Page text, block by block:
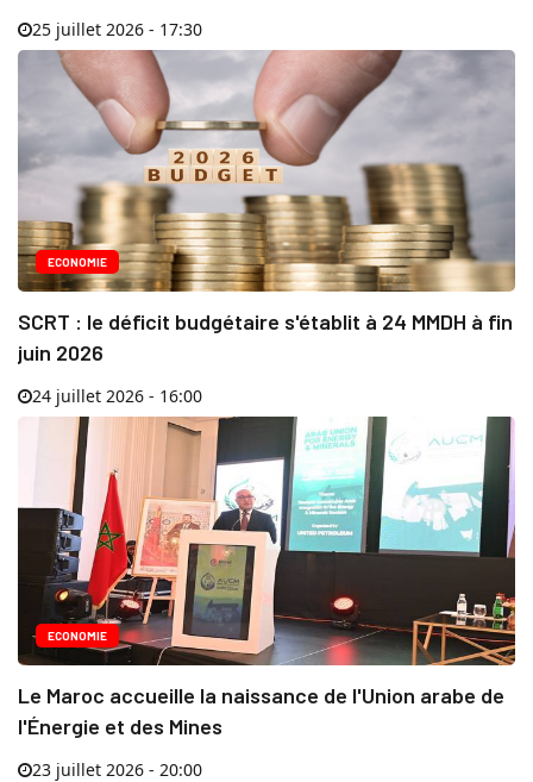
25 juillet 2026 - 17:30
ECONOMIE
SCRT : le déficit budgétaire s'établit à 24 MMDH à fin
juin 2026
24 juillet 2026 - 16:00
ECONOMIE
Le Maroc accueille la naissance de l'Union arabe de
l'Énergie et des Mines
23 juillet 2026 - 20:00